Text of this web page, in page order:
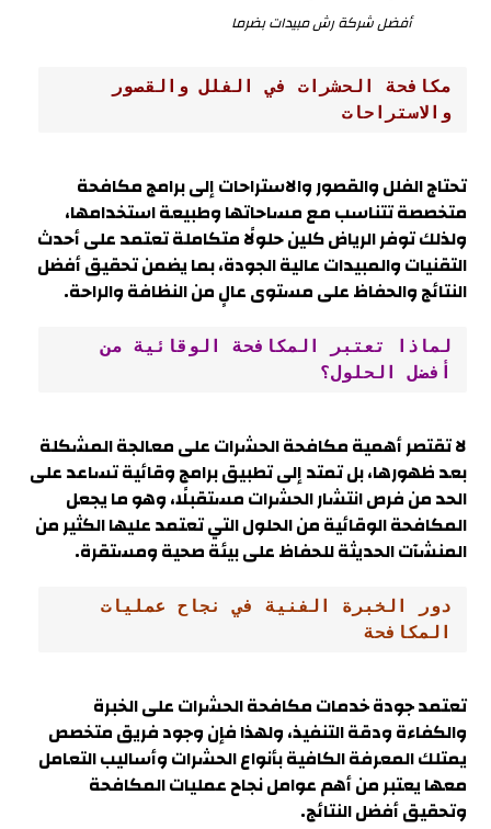
أفضل شركة رش مبيدات بضرما
والاستراحات
تحتاج الفلل والقصور والاستراحات إلى برامج مكافحة
متخصصة تتناسب مع مساحاتها وطبيعة استخدامها،
ولذلك توفر الرياض كلين حلولًا متكاملة تعتمد على أحدث
التقنيات والمبيدات عالية الجودة، بما يضمن تحقيق أفضل
النتائج والحفاظ على مستوى عالٍ من النظافة والراحة.
لماذا تعتبر المكافحة الوقائية من
أفضل الحلول؟
لا تقتصر أهمية مكافحة الحشرات على معالجة المشكلة
بعد ظهورها، بل تمتد إلى تطبيق برامج وقائية تساعد على
الحد من فرص انتشار الحشرات مستقبلًا، وهو ما يجعل
المكافحة الوقائية من الحلول التي تعتمد عليها الكثير من
المنشآت الحديثة للحفاظ على بيئة صحية ومستقرة.
المكافحة
تعتمد جودة خدمات مكافحة الحشرات على الخبرة
والكفاءة ودقة التنفيذ، ولهذا فإن وجود فريق متخصص
يمتلك المعرفة الكافية بأنواع الحشرات وأساليب التعامل
معها يعتبر من أهم عوامل نجاح عمليات المكافحة
وتحقيق أفضل النتائج.